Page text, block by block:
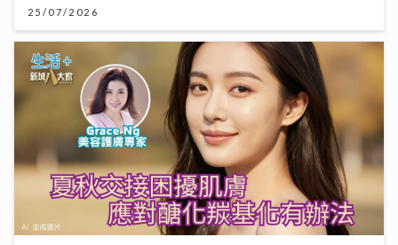
25/07/2026